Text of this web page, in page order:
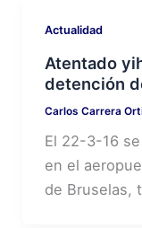
Actualidad
Atentado
detención
Carlos Carrera
El 22-3-16
en el
de Bruselas,